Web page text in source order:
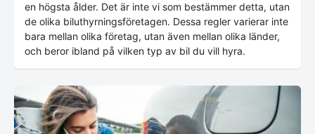
en högsta ålder. Det är inte vi som bestämmer detta, utan
de olika biluthyrningsföretagen. Dessa regler varierar inte
bara mellan olika företag, utan även mellan olika länder,
och beror ibland på vilken typ av bil du vill hyra.